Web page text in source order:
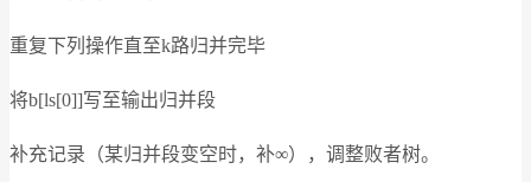
重复下列操作直至k路归并完毕
将b[ls[0]]写至输出归并段
补充记录（某归并段变空时，补∞），调整败者树。